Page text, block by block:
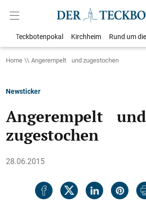
Teckbotenpokal Kirchheim Rund um
Home Angerempelt und zugestochen
Newsticker
Angerempelt und
zugestochen
28.06.2015